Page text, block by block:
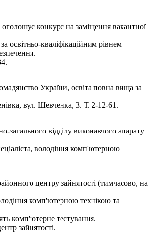
конкурс на заміщення вакантної
освітньо-кваліфікаційним рівнем
України, освіта повна вища за
вул. Шевченка, 3. Т. 2-12-61.
загального відділу виконавчого апарату
володіння комп'ютерною
центру зайнятості (тимчасово, на
комп'ютерною технікою та
комп'ютерне тестування.
зайнятості.